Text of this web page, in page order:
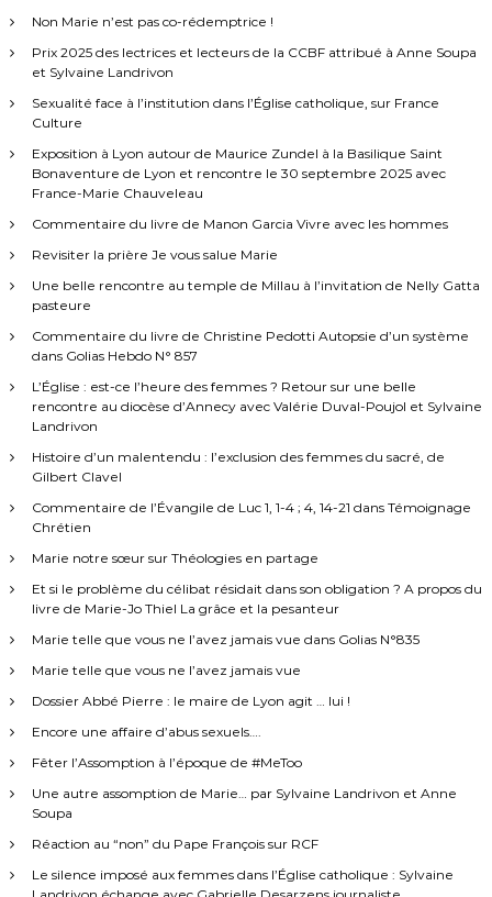
Non Marie n’est pas co-rédemptrice !
Prix 2025 des lectrices et lecteurs de la CCBF attribué à Anne Soupa
et Sylvaine Landrivon
Sexualité face à l’institution dans l’Église catholique, sur France
Culture
Exposition à Lyon autour de Maurice Zundel à la Basilique Saint
Bonaventure de Lyon et rencontre le 30 septembre 2025 avec
France-Marie Chauveleau
Commentaire du livre de Manon Garcia Vivre avec les hommes
Revisiter la prière Je vous salue Marie
Une belle rencontre au temple de Millau à l’invitation de Nelly Gatta
pasteure
Commentaire du livre de Christine Pedotti Autopsie d’un système
dans Golias Hebdo N° 857
L’Église : est-ce l’heure des femmes ? Retour sur une belle
rencontre au diocèse d’Annecy avec Valérie Duval-Poujol et Sylvaine
Landrivon
Histoire d’un malentendu : l’exclusion des femmes du sacré, de
Gilbert Clavel
Commentaire de l’Évangile de Luc 1, 1-4 ; 4, 14-21 dans Témoignage
Chrétien
Marie notre sœur sur Théologies en partage
Et si le problème du célibat résidait dans son obligation ? A propos du
livre de Marie-Jo Thiel La grâce et la pesanteur
Marie telle que vous ne l’avez jamais vue dans Golias N°835
Marie telle que vous ne l’avez jamais vue
Dossier Abbé Pierre : le maire de Lyon agit … lui !
Encore une affaire d’abus sexuels….
Fêter l’Assomption à l’époque de #MeToo
Une autre assomption de Marie… par Sylvaine Landrivon et Anne
Soupa
Réaction au “non” du Pape François sur RCF
Le silence imposé aux femmes dans l’Église catholique : Sylvaine